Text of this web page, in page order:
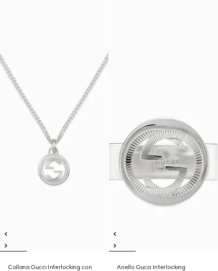
Collana Gucci Interlocking con
Anello Gucci Interlocking